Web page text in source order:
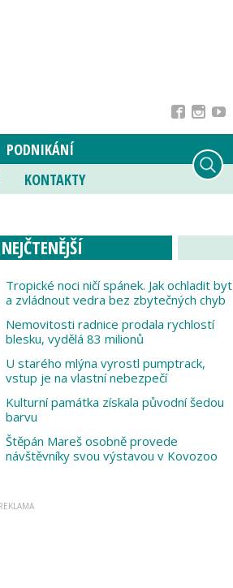
PODNIKÁNÍ
KONTAKTY
NEJČTENĚJŠÍ
Tropické noci ničí spánek. Jak ochladit byt
a zvládnout vedra bez zbytečných chyb
Nemovitosti radnice prodala rychlostí
blesku, vydělá 83 milionů
U starého mlýna vyrostl pumptrack,
vstup je na vlastní nebezpečí
Kulturní památka získala původní šedou
barvu
Štěpán Mareš osobně provede
návštěvníky svou výstavou v Kovozoo